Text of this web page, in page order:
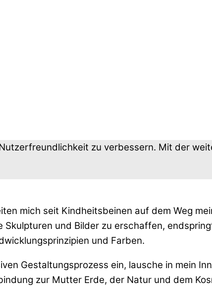
zu verbessern. Mit der
mich seit Kindheitsbeinen auf dem Weg
Skulpturen und Bilder zu erschaffen,
und Farben.
Gestaltungsprozess ein, lausche in mein
zur Mutter Erde, der Natur und dem